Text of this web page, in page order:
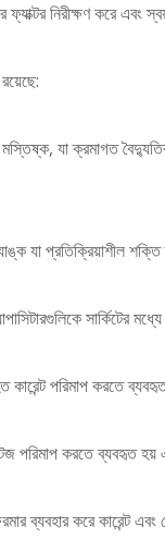
নিরীক্ষণ করে এবং
মস্তিষ্ক, যা ক্রমাগত
যা প্রতিক্রিয়াশীল
সার্কিটের
কারেন্ট পরিমাপ করতে
পরিমাপ করতে ব্যবহৃত
ব্যবহার করে কারেন্ট